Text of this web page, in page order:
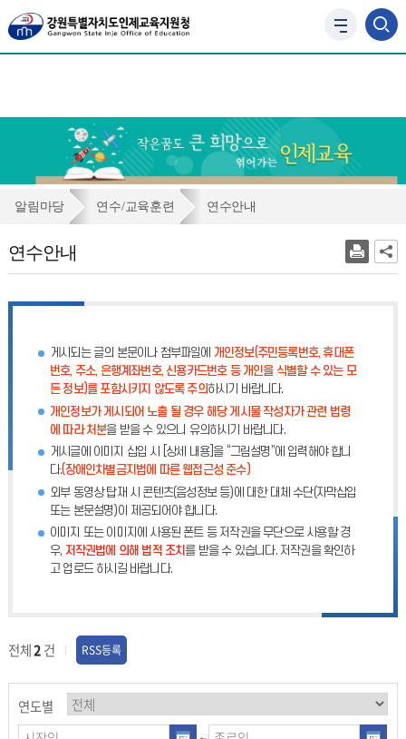
사
로
가
기
연
안
알림마당 연수/교육훈련 연수안내
연수안내
게시되는 글의 본문이나 첨부파일에 개인정보(주민등록번호, 휴대폰
번호, 주소, 은행계좌번호, 신용카드번호 등 개인을 식별할 수 있는 모
든 정보)를 포함시키지 않도록 주의하시기 바랍니다.
개인정보가 게시되어 노출 될 경우 해당 게시물 작성자가 관련 법령
에 따라 처분을 받을 수 있으니 유의하시기 바랍니다.
게시글에 이미지 삽입 시 [상세 내용]을 “그림설명”에 입력해야 합니
다.(장애인차별금지법에 따른 웹접근성 준수)
외부 동영상 탑재 시 콘텐츠(음성정보 등)에 대한 대체 수단(자막삽입
또는 본문설명)이 제공되어야 합니다.
이미지 또는 이미지에 사용된 폰트 등 저작권을 무단으로 사용할 경
우, 저작권법에 의해 법적 조치 를 받을 수 있습니다. 저작권을 확인하
고 업로드 하시길 바랍니다.
전체2건 RSS등록
연도별